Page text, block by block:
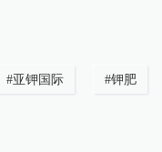
#亚钾国际 #钾肥